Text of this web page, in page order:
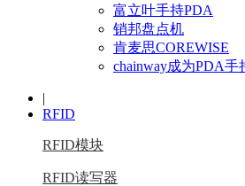
富立叶手持PDA
销邦盘点机
肯麦思COREWISE
chainway成为PDA手
|
RFID
RFID模块
RFID读写器